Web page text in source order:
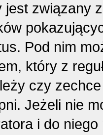
jest związany
Pod nim
który z
czy
Jeżeli nie
i do